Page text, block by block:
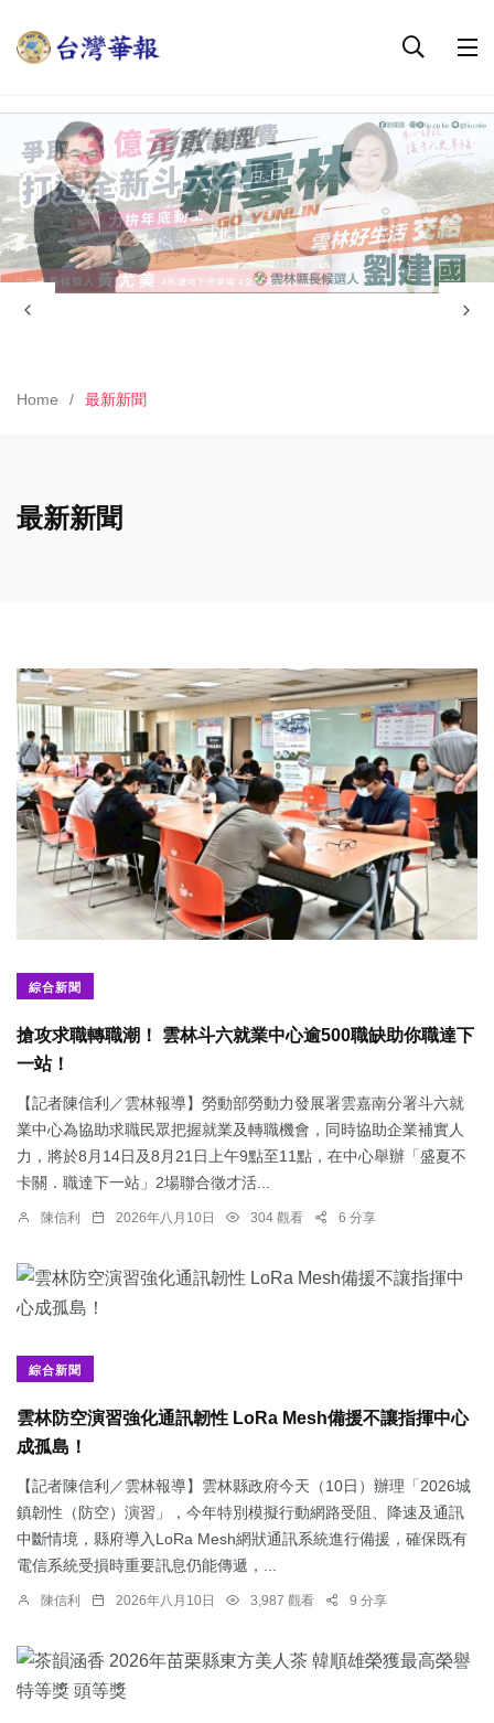
Home 最新新聞
最新新聞
綜合新聞
搶攻求職轉職潮！ 雲林斗六就業中心逾500職缺助你職達下
一站！
【記者陳信利／雲林報導】勞動部勞動力發展署雲嘉南分署斗六就
業中心為協助求職民眾把握就業及轉職機會，同時協助企業補實人
力，將於8月14日及8月21日上午9點至11點，在中心舉辦「盛夏不
卡關．職達下一站」2場聯合徵才活...
陳信利 2026年八月10日 304 觀看 6 分享
綜合新聞
雲林防空演習強化通訊韌性 LoRa Mesh備援不讓指揮中心
成孤島！
【記者陳信利／雲林報導】雲林縣政府今天（10日）辦理「2026城
鎮韌性（防空）演習」，今年特別模擬行動網路受阻、降速及通訊
中斷情境，縣府導入LoRa Mesh網狀通訊系統進行備援，確保既有
電信系統受損時重要訊息仍能傳遞，...
陳信利 2026年八月10日 3,987 觀看 9 分享